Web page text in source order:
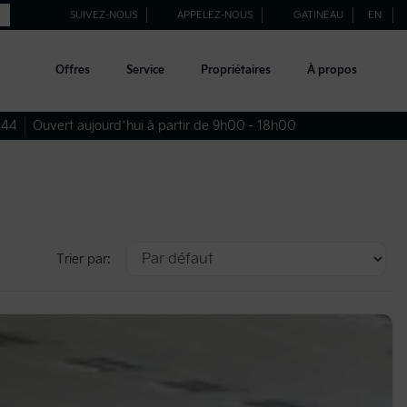
SUIVEZ-NOUS APPELEZ-NOUS GATINEAU EN
Offres Service Propriétaires À propos
Ouvert aujourd’hui à partir de 9h00 - 18h00
Trier par: